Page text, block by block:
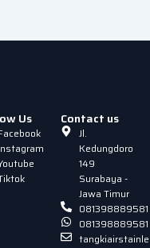
Us Contact us
Jl.
Kedungdoro
149
Surabaya -
Jawa Timur
081398889581
081398889581